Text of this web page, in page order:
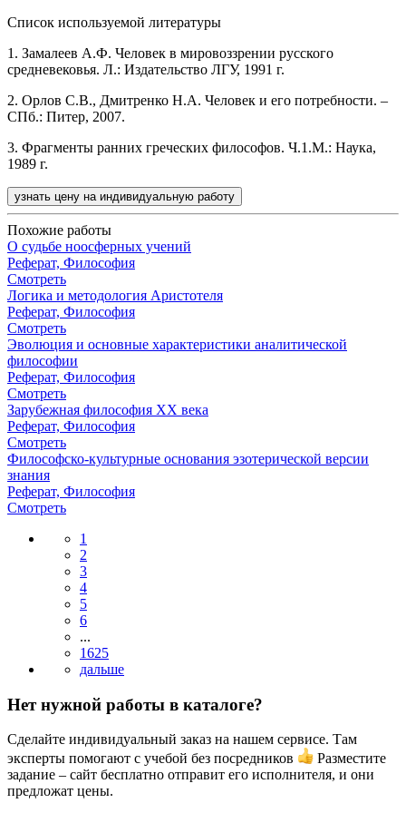
Список используемой литературы
1. Замалеев А.Ф. Человек в мировоззрении русского
средневековья. Л.: Издательство ЛГУ, 1991 г.
2. Орлов С.В., Дмитренко Н.А. Человек и его потребности. –
СПб.: Питер, 2007.
3. Фрагменты ранних греческих философов. Ч.1.М.: Наука,
1989 г.
узнать цену на индивидуальную работу
Похожие работы
О судьбе ноосферных учений
Реферат, Философия
Смотреть
Логика и методология Аристотеля
Реферат, Философия
Смотреть
Эволюция и основные характеристики аналитической
философии
Реферат, Философия
Смотреть
Зарубежная философия ХХ века
Реферат, Философия
Смотреть
Философско-культурные основания эзотерической версии
знания
Реферат, Философия
Смотреть
1
2
3
4
5
6
...
1625
Нет нужной работы в каталоге?
Сделайте индивидуальный заказ на нашем сервисе. Там
эксперты помогают с учебой без посредников
Разместите
задание – сайт бесплатно отправит его исполнителя, и они
предложат цены.